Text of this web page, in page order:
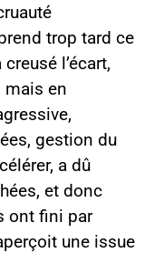
trop tard ce
l’écart,
mais en
gestion du
a dû
et donc
ont fini par
une issue